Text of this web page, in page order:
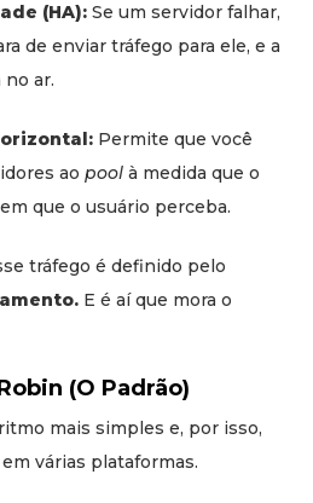
(HA): Se um servidor falhar,
de enviar tráfego para ele, e a
ar.
Permite que você
ao pool à medida que o
que o usuário perceba.
tráfego é definido pelo
E é aí que mora o
(O Padrão)
mais simples e, por isso,
várias plataformas.